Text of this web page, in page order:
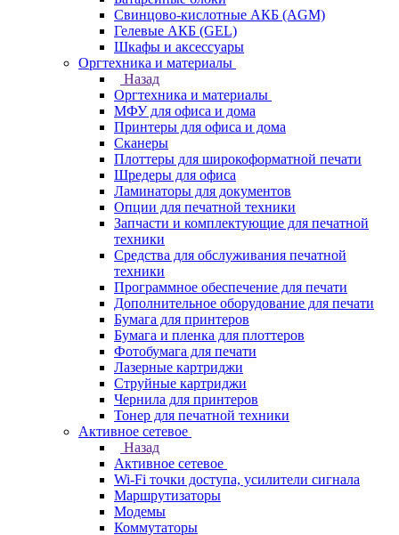
Свинцово-кислотные АКБ (AGM)
Гелевые АКБ (GEL)
Шкафы и аксессуары
Оргтехника и материалы
Назад
Оргтехника и материалы
МФУ для офиса и дома
Принтеры для офиса и дома
Сканеры
Плоттеры для широкоформатной печати
Шредеры для офиса
Ламинаторы для документов
Опции для печатной техники
Запчасти и комплектующие для печатной
техники
Средства для обслуживания печатной
техники
Программное обеспечение для печати
Дополнительное оборудование для печати
Бумага для принтеров
Бумага и пленка для плоттеров
Фотобумага для печати
Лазерные картриджи
Струйные картриджи
Чернила для принтеров
Тонер для печатной техники
Активное сетевое
Назад
Активное сетевое
Wi-Fi точки доступа, усилители сигнала
Маршрутизаторы
Модемы
Коммутаторы